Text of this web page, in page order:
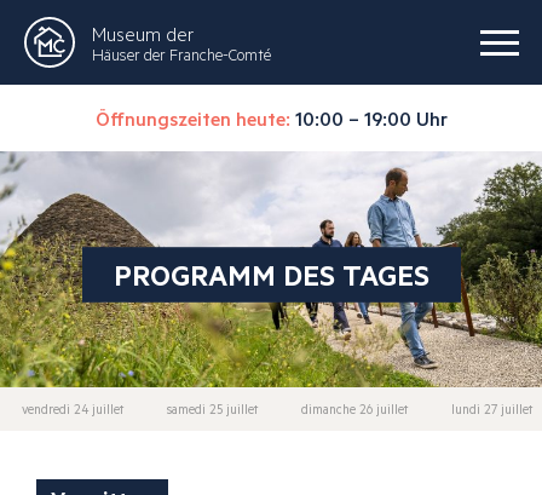
Museum der
Häuser der Franche-Comté
Öffnungszeiten heute: 10:00 – 19:00 Uhr
PROGRAMM DES TAGES
vendredi 24 juillet samedi 25 juillet dimanche 26 juillet lundi 27 juillet